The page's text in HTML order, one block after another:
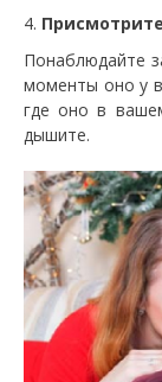
Понаблюдайте
моменты оно у
где оно в
дышите.